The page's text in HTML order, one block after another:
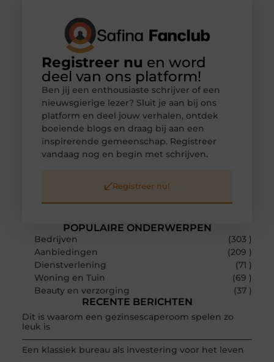
POPULAIRE ONDERWERPEN
Bedrijven
(303 )
Aanbiedingen
(209 )
Dienstverlening
(71 )
Woning en Tuin
(69 )
Beauty en verzorging
(37 )
RECENTE BERICHTEN
Dit is waarom een gezinsescaperoom spelen zo
leuk is
Een klassiek bureau als investering voor het leven
Registreer nu en word
deel van ons platform!
Ben jij een enthousiaste schrijver of een
nieuwsgierige lezer? Sluit je aan bij ons
platform en deel jouw verhalen, ontdek
boeiende blogs en draag bij aan een
inspirerende gemeenschap. Registreer
vandaag nog en begin met schrijven.
Registreer nu!